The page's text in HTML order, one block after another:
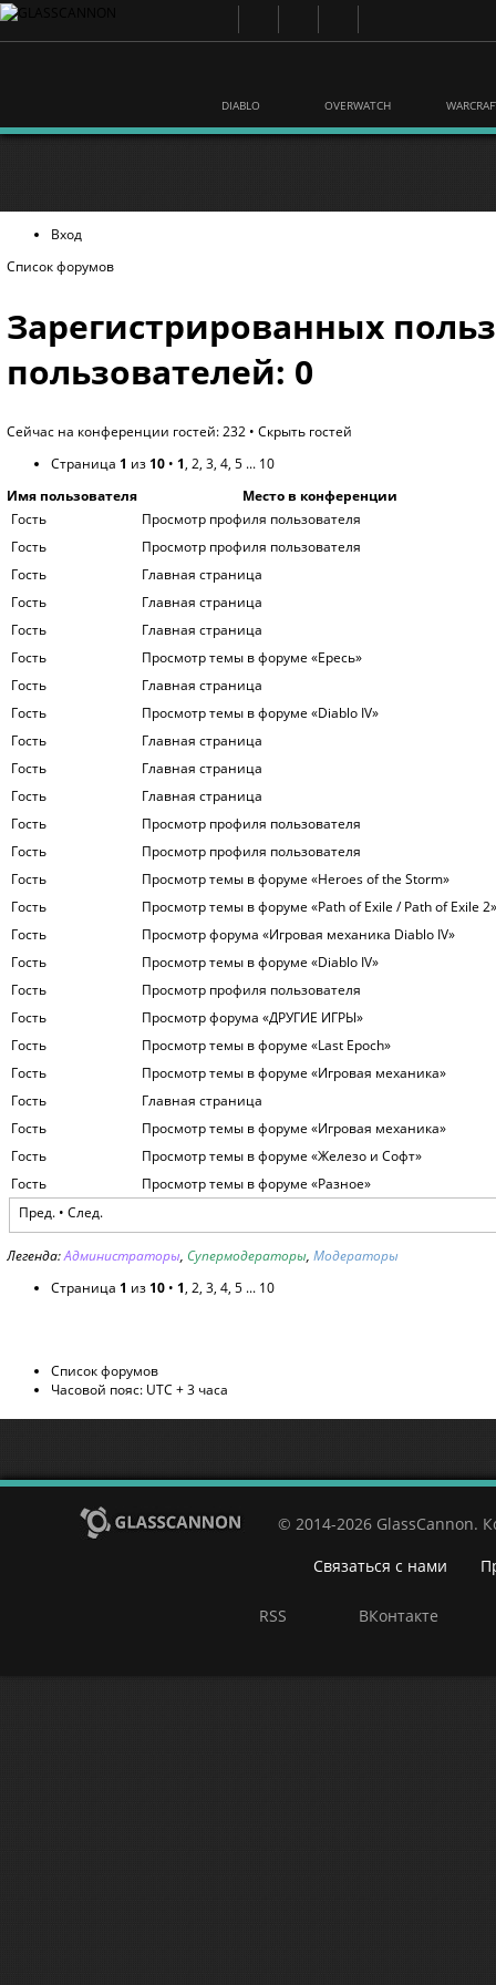
DIABLO OVERWATCH
Вход
Список форумов
Зарегистрированных
пользователей: 0
Сейчас на конференции гостей: 232 • Скрыть гостей
Страница 1 из 10 • 1, 2, 3, 4, 5 ... 10
Имя пользователя
Место в конференции
Гость
Просмотр профиля пользователя
Гость
Просмотр профиля пользователя
Гость
Главная страница
Гость
Главная страница
Гость
Главная страница
Гость
Просмотр темы в форуме «Ересь»
Гость
Главная страница
Гость
Просмотр темы в форуме «Diablo IV»
Гость
Главная страница
Гость
Главная страница
Гость
Главная страница
Гость
Просмотр профиля пользователя
Гость
Просмотр профиля пользователя
Гость
Просмотр темы в форуме «Heroes of the Storm»
Гость
Просмотр темы в форуме «Path of Exile / Path of Exile 2»
Гость
Просмотр форума «Игровая механика Diablo IV»
Гость
Просмотр темы в форуме «Diablo IV»
Гость
Просмотр профиля пользователя
Гость
Просмотр форума «ДРУГИЕ ИГРЫ»
Гость
Просмотр темы в форуме «Last Epoch»
Гость
Просмотр темы в форуме «Игровая механика»
Гость
Главная страница
Гость
Просмотр темы в форуме «Игровая механика»
Гость
Просмотр темы в форуме «Железо и Софт»
Гость
Просмотр темы в форуме «Разное»
Пред. • След.
Легенда:Администраторы, Супермодераторы, Модераторы
Страница 1 из 10 • 1, 2, 3, 4, 5 ... 10
Список форумов
Часовой пояс: UTC + 3 часа
© 2014-2026 GlassCannon.
Связаться с нами
RSS ВКонтакте